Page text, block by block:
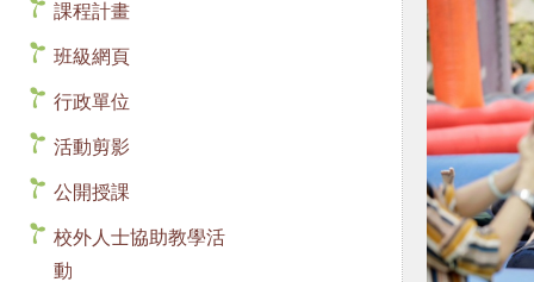
課程計畫
班級網頁
行政單位
活動剪影
公開授課
校外人士協助教學活
動